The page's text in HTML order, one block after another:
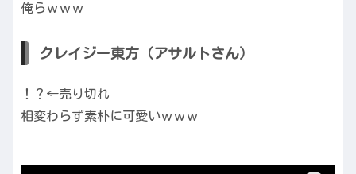
俺らｗｗｗ
クレイジー東方（アサルトさん）
！？←売り切れ
相変わらず素朴に可愛いｗｗｗ